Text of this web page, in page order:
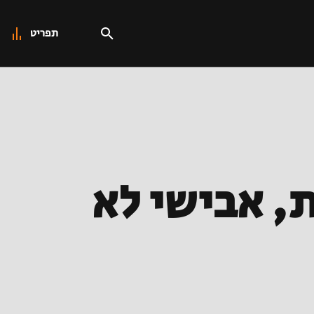
תפריט
אבישי לא